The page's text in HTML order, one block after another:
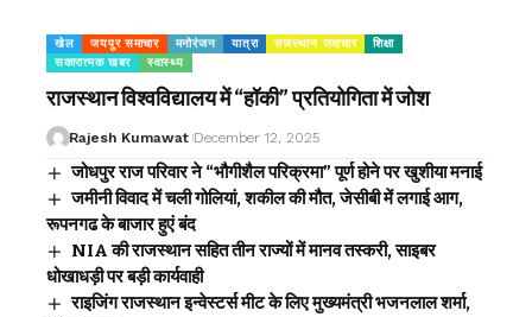
खेल जयपुर समाचार मनोरंजन यात्रा राजस्थान समाचार
शिक्षा
सकारात्मक खबर
स्वास्थ्य
राजस्थान विश्वविद्यालय में “हॉकी” प्रतियोगिता में जोश
Rajesh Kumawat December 12, 2025
जोधपुर राज परिवार ने “भौगीशैल परिक्रमा” पूर्ण होने पर खुशीया मनाई
जमीनी विवाद में चली गोलियां, शकील की मौत, जेसीबी में लगाई आग,
रूपनगढ के बाजार हुएं बंद
NIA की राजस्थान सहित तीन राज्यों में मानव तस्करी, साइबर
धोखाधड़ी पर बड़ी कार्यवाही
राइजिंग राजस्थान इन्वेस्टर्स मीट के लिए मुख्यमंत्री भजनलाल शर्मा,